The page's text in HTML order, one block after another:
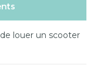
louer un scooter